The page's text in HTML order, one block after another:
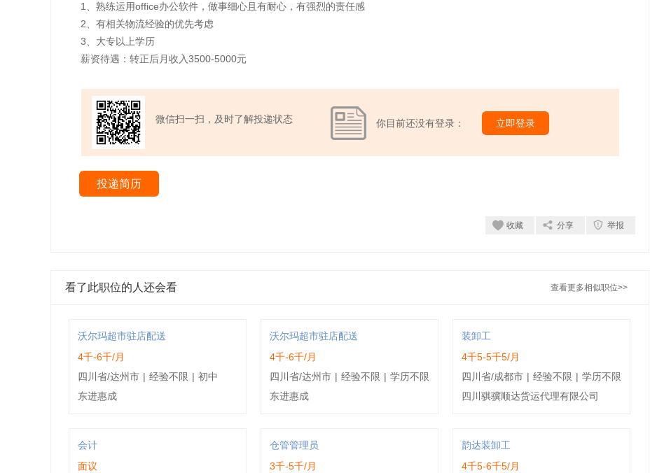
1、熟练运用office办公软件，做事细心且有耐心，有强烈的责任感
2、有相关物流经验的优先考虑
3、大专以上学历
薪资待遇：转正后月收入3500-5000元
微信扫一扫，及时了解投递状态 你目前还没有登录： 立即登录
投递简历
收藏 分享 举报
看了此职位的人还会看 查看更多相似职位>>
沃尔玛超市驻店配送
4千-6千/月
四川省/达州市 | 经验不限 | 初中
东进惠成
沃尔玛超市驻店配送
4千-6千/月
四川省/达州市 | 经验不限 | 学历不限
东进惠成
装卸工
4千5-5千5/月
四川省/成都市 | 经验不限 | 学历不限
四川骐骥顺达货运代理有限公司
会计
面议
仓管管理员
3千-5千/月
韵达装卸工
4千5-6千5/月